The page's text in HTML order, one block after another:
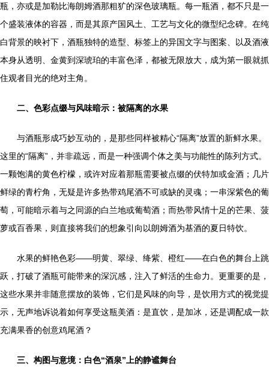
瓶，亦或是加勒比海朗姆酒那粗犷的深色玻璃瓶。每一瓶酒，都不只是一
个盛装液体的容器，而是其原产国风土、工艺与文化的微型纪念碑。在纯
白背景的映衬下，酒瓶独特的造型、标签上的异国文字与图案、以及酒液
本身从透明、金黄到深琥珀的丰富色泽，都被无限放大，成为第一眼就抓
住观者目光的绝对主角。
二、色彩点缀与风味暗示：被隔离的水果
与酒瓶形成巧妙互动的，是那些同样被精心“隔离”放置的新鲜水果。
这里的“隔离”，并非疏远，而是一种强调个体之美与功能性的陈列方式。
一颗饱满的黄色柠檬，或许对应着那瓶需要被点缀的伏特加或金酒；几片
鲜绿的青柠角，无疑是许多热带鸡尾酒不可或缺的灵魂；一串深紫色的葡
萄，可能暗示着与之同源的白兰地或葡萄酒；而热带风情十足的芒果、菠
萝或百香果，则直接将我们的想象引向以朗姆酒为基酒的夏日特饮。
水果的鲜艳色彩——明黄、翠绿、绛紫、橙红——在白色的舞台上跳
跃，打破了酒瓶可能带来的深沉感，注入了鲜活的生命力。更重要的是，
这些水果并非随意摆放的装饰，它们是风味的向导，是饮用方式的视觉提
示，无声地诉说着如何享受这瓶美酒：是直饮，是加冰，还是调配成一款
充满果香的创意鸡尾酒？
三、构图与意境：白色“酒泉”上的静谧舞台